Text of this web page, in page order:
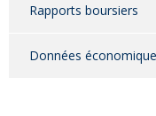
Rapports boursiers
Données